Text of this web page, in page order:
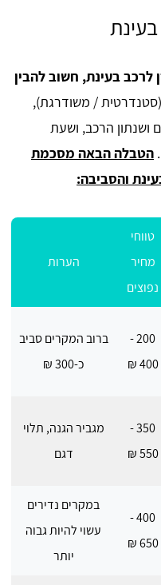
בעינת, חשוב להבין
/ משודרגת),
ושנתון הרכב, ושעת
הטבלה הבאה מסכמת
והסביבה:
טווחי
מחיר
נפוצים
הערות
200 -
400 ₪
ברוב המקרים סביב
כ-300 ₪
350 -
550 ₪
מגביר הגנה, תלוי
דגם
400 -
650 ₪
במקרים נדירים
עשוי להיות גבוה
יותר